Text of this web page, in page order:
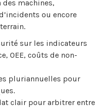
machines,
ou encore
sur les indicateurs
OEE, coûts de non-
pluriannuelles pour
clair pour arbitrer entre